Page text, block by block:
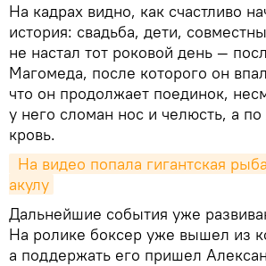
На кадрах видно, как счастливо
история: свадьба, дети,
не настал тот роковой день —
Магомеда, после которого он
что он продолжает поединок,
у него сломан нос и челюсть, а по
кровь.
акулу
Дальнейшие события уже
На ролике боксер уже вышел из
а поддержать его пришел